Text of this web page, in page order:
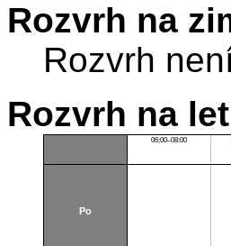
Rozvrh na
Rozvrh
Rozvrh na
06:00–08:00
Po